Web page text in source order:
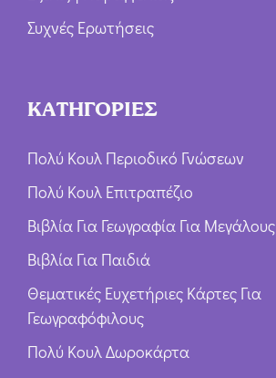
Συχνές Ερωτήσεις
ΚΑΤΗΓΟΡΙΕΣ
Πολύ Κουλ Περιοδικό Γνώσεων
Πολύ Κουλ Επιτραπέζιο
Βιβλία Για Γεωγραφία Για Μεγάλους
Βιβλία Για Παιδιά
Θεματικές Ευχετήριες Κάρτες Για
Γεωγραφόφιλους
Πολύ Κουλ Δωροκάρτα